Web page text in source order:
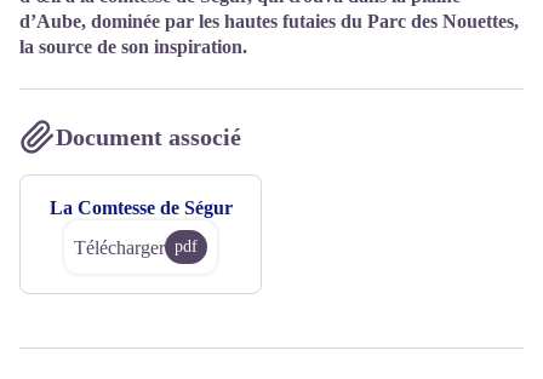
d’Aube, dominée par les hautes futaies du Parc des Nouettes,
la source de son inspiration.
Document associé
La Comtesse de Ségur
Télécharger pdf